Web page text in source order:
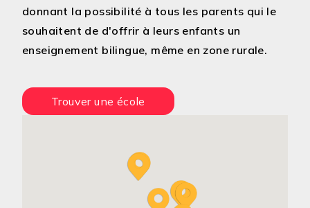
donnant la possibilité à tous les parents qui le
souhaitent de d'offrir à leurs enfants un
enseignement bilingue, même en zone rurale.
Trouver une école